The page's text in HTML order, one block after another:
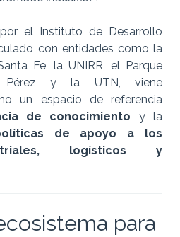
el Instituto de Desarrollo
con entidades como la
Fe, la UNIRR, el Parque
Pérez y la UTN, viene
un espacio de referencia
de conocimiento y la
de apoyo a los
logísticos y
para